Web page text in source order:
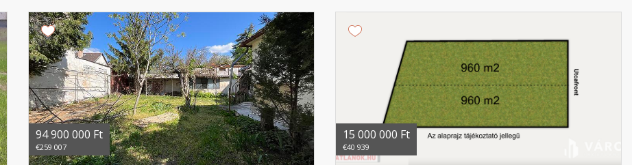
94 900 000 Ft
€259 007
15 000 000 Ft
€40 939